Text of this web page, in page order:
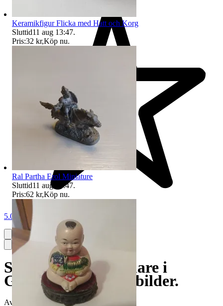
5.0
Skeppshult fiskfjällare i
Gjutjärn. Se text o bilder.
Avslutad 24 jul 18:44
Keramikfigur Flicka med Hatt och Korg
Sluttid11 aug 13:47.
Pris:32 kr,Köp nu.
Ral Partha Erol Miniature
Sluttid11 aug 13:47.
Pris:62 kr,Köp nu.